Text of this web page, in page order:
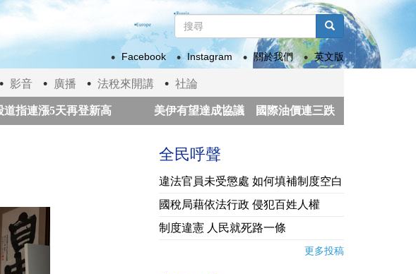
搜
尋
表
單
搜尋
Facebook
Instagram 關於我們 英文版
影音 廣播 法稅來開講 社論
漲5天再登新高 美伊有望達成協議 國際油價連三跌
全民呼聲
違法官員未受懲處 如何填補制度空白
國稅局藉依法行政 侵犯百姓人權
制度違憲 人民就死路一條
更多投稿